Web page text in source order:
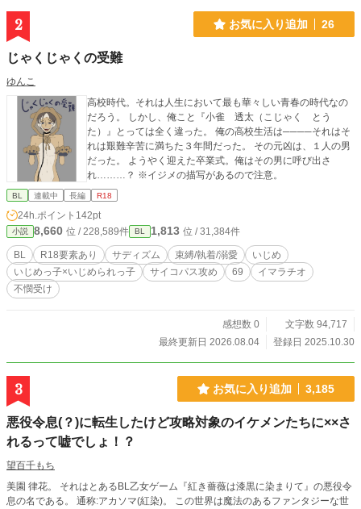
2 お気に入り追加 26
じゃくじゃくの受難
ゆんこ
高校時代。それは人生において最も華々しい青春の時代なの
だろう。 しかし、俺こと『小雀 透太（こじゃく とう
た）』とっては全く違った。 俺の高校生活は────それはそ
れは艱難辛苦に満ちた３年間だった。 その元凶は、１人の男
だった。 ようやく迎えた卒業式。俺はその男に呼び出さ
れ………？ ※イジメの描写があるので注意。
BL 連載中 長編 R18
24h.ポイント 142pt
小説 8,660 位 / 228,589件 BL 1,813 位 / 31,384件
BL R18要素あり サディズム 束縛/執着/溺愛
いじめ
いじめっ子×いじめられっ子
サイコパス攻め 69
イマラチオ
不憫受け
感想数 0
文字数 94,717
最終更新日 2026.08.04
登録日 2025.10.30
3 お気に入り追加 3,185
悪役令息(？)に転生したけど攻略対象のイケメンたちに××さ
れるって嘘でしょ！？
望百千もち
美園 律花。 それはとあるBL乙女ゲーム『紅き薔薇は漆黒に染まりて』の悪役令
息の名である。 通称:アカソマ(紅染)。 この世界は魔法のあるファンタジーな世